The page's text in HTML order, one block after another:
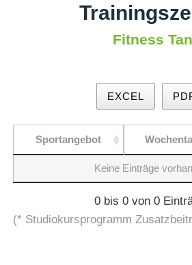
Fitness
EXCEL
Sportangebot
Keine Einträge
0 bis 0 von 0
(* Studiokursprogramm